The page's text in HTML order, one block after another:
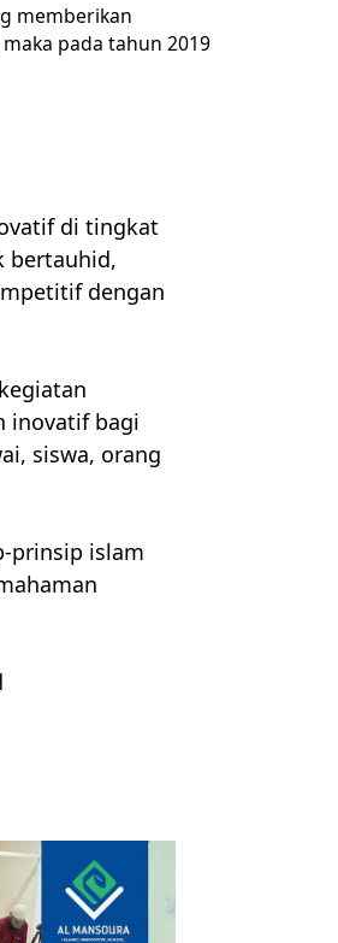
memberikan
pada tahun 2019
di tingkat
bertauhid,
dengan
inovatif bagi
siswa, orang
prinsip islam